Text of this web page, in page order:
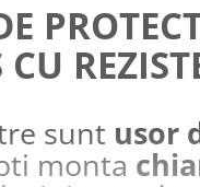
CU
sunt usor
monta